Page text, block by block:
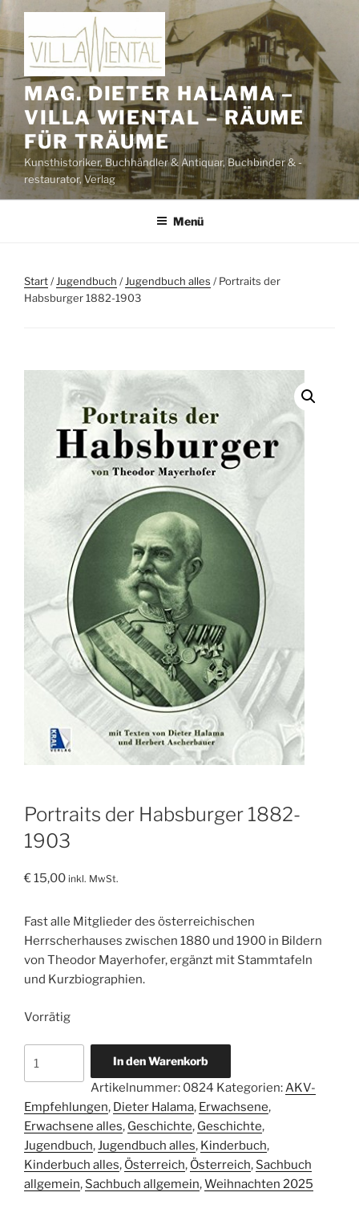
Zum
Inhalt
springen
MAG. DIETER HALAMA –
VILLA WIENTAL – RÄUME
FÜR TRÄUME
Kunsthistoriker, Buchhändler & Antiquar, Buchbinder & -
restaurator, Verlag
Menü
Start/Jugendbuch /Jugendbuch alles / Portraits der
Habsburger 1882-1903
Portraits der Habsburger 1882-
1903
€15,00 inkl. MwSt.
Fast alle Mitglieder des österreichischen
Herrscherhauses zwischen 1880 und 1900 in Bildern
von Theodor Mayerhofer, ergänzt mit Stammtafeln
und Kurzbiographien.
Vorrätig
der
Habsburger
1882-
1903
Menge
In den Warenkorb
Artikelnummer: 0824 Kategorien:AKV-
Empfehlungen, Dieter Halama, Erwachsene,
Erwachsene alles, Geschichte, Geschichte,
Jugendbuch,Jugendbuch alles, Kinderbuch,
Kinderbuch alles, Österreich, Österreich, Sachbuch
allgemein, Sachbuch allgemein,Weihnachten 2025